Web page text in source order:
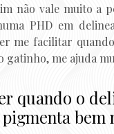
não vale muito a
PHD em
me facilitar
gatinho, me ajuda
quando o
bem